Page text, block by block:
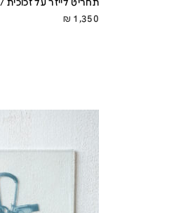
תחריט לייזר על זכוכית / 20x17.5x0.4 ס''מ
1,350
₪